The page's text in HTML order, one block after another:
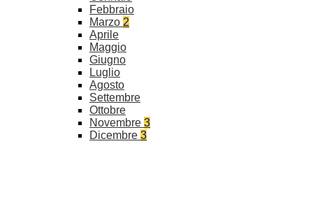
Febbraio
Marzo 2
Aprile
Maggio
Giugno
Luglio
Agosto
Settembre
Ottobre
Novembre 3
Dicembre 3